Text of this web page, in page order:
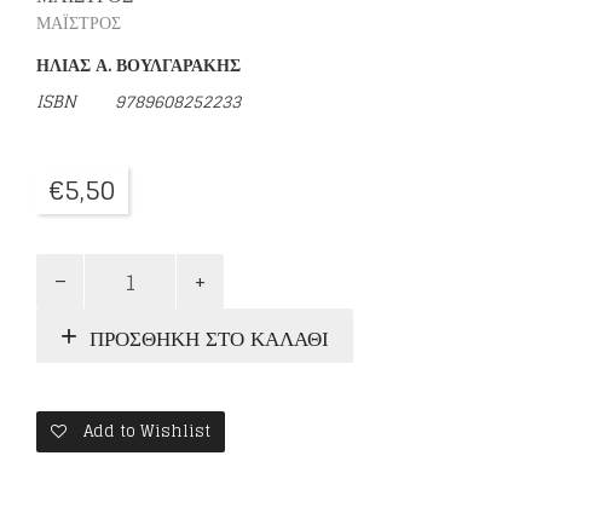
ΜΑΪΣΤΡΟΣ
ΗΛΙΑΣ Α. ΒΟΥΛΓΑΡΑΚΗΣ
ISBN
9789608252233
€5,50
ΓΙΑ
ΑΓΑΠΗΠΡΟΣΘΉΚΗ ΣΤΟ ΚΑΛΆΘΙ
Add to Wishlist